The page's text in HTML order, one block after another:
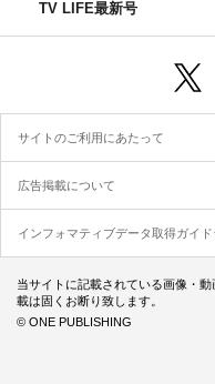
TV LIFE最新号
サイトのご利用にあたって
広告掲載について
インフォマティブデータ取得ガイド
当サイトに記載されている画像・
載は固くお断り致します。
© ONE PUBLISHING